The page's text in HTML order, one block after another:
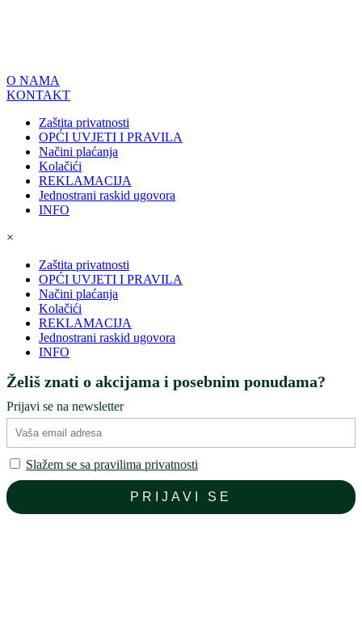
O NAMA
KONTAKT
Zaštita privatnosti
OPĆI UVJETI I PRAVILA
Načini plaćanja
Kolačići
REKLAMACIJA
Jednostrani raskid ugovora
INFO
×
Zaštita privatnosti
OPĆI UVJETI I PRAVILA
Načini plaćanja
Kolačići
REKLAMACIJA
Jednostrani raskid ugovora
INFO
Želiš znati o akcijama i posebnim ponudama?
Prijavi se na newsletter
Slažem se sa pravilima privatnosti